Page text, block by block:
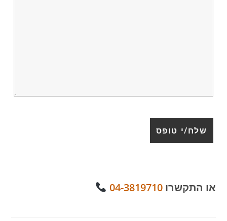
או התקשרו04-3819710